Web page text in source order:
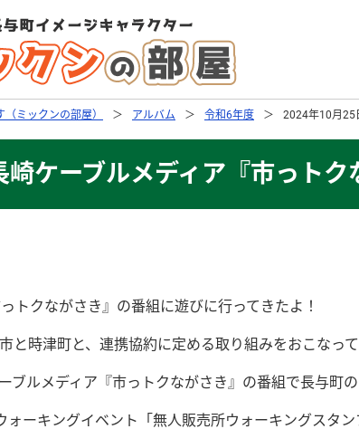
ミックンの部屋） アルバム 令和6年度 2024年10月25
ケーブルメディア『市っトク
トクながさき』の番組に遊びに行ってきたよ！
と時津町と、連携協約に定める取り組みをおこなって
ブルメディア『市っトクながさき』の番組で長与町
ォーキングイベント「無人販売所ウォーキングスタ